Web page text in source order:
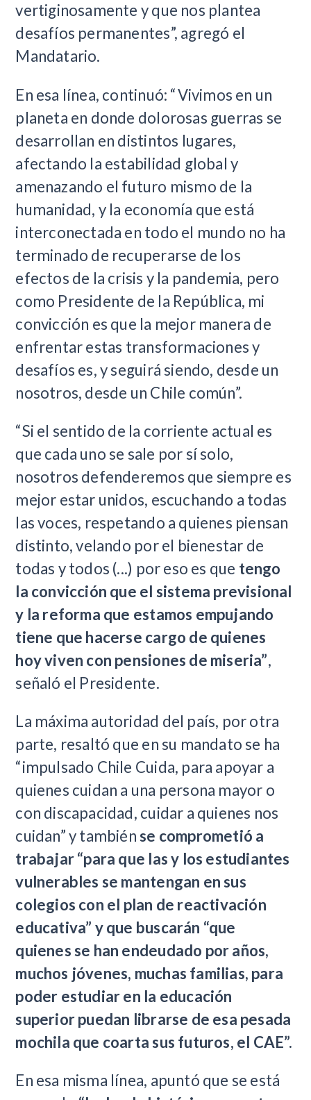
vertiginosamente y que nos plantea
desafíos permanentes”, agregó el
Mandatario.
En esa línea, continuó: “Vivimos en un
planeta en donde dolorosas guerras se
desarrollan en distintos lugares,
afectando la estabilidad global y
amenazando el futuro mismo de la
humanidad, y la economía que está
interconectada en todo el mundo no ha
terminado de recuperarse de los
efectos de la crisis y la pandemia, pero
como Presidente de la República, mi
convicción es que la mejor manera de
enfrentar estas transformaciones y
desafíos es, y seguirá siendo, desde un
nosotros, desde un Chile común”.
“Si el sentido de la corriente actual es
que cada uno se sale por sí solo,
nosotros defenderemos que siempre es
mejor estar unidos, escuchando a todas
las voces, respetando a quienes piensan
distinto, velando por el bienestar de
todas y todos (...) por eso es que tengo
la convicción que el sistema previsional
y la reforma que estamos empujando
tiene que hacerse cargo de quienes
hoy viven con pensiones de miseria”,
señaló el Presidente.
La máxima autoridad del país, por otra
parte, resaltó que en su mandato se ha
“impulsado Chile Cuida, para apoyar a
quienes cuidan a una persona mayor o
con discapacidad, cuidar a quienes nos
cuidan” y tambiénse comprometió a
trabajar “para que las y los estudiantes
vulnerables se mantengan en sus
colegios con el plan de reactivación
educativa” y que buscarán “que
quienes se han endeudado por años,
muchos jóvenes, muchas familias, para
poder estudiar en la educación
superior puedan librarse de esa pesada
mochila que coarta sus futuros, el CAE”.
En esa misma línea, apuntó que se está